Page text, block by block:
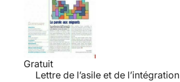
Gratuit
Lettre de l’asile et de l’intégration